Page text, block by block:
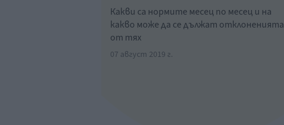
Какви са нормите месец по месец и на
какво може да се дължат отклоненията
от тях
07 август 2019 г.